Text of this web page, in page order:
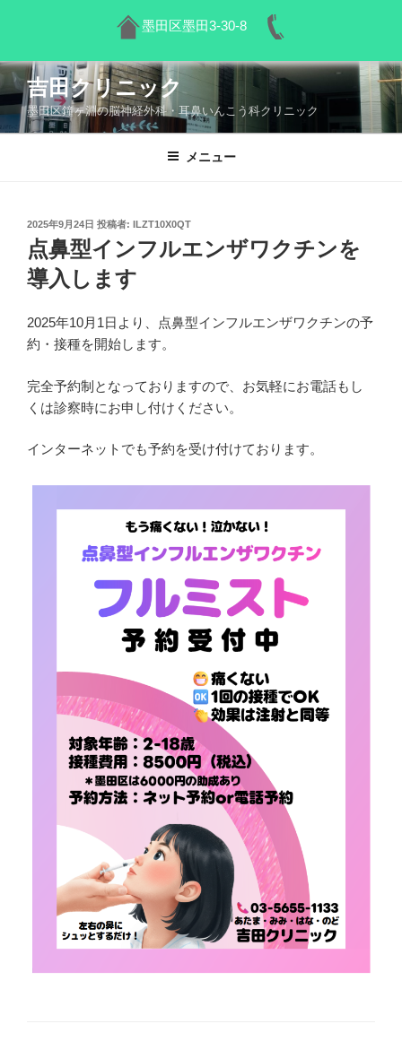
墨田区墨田3-30-8
コ
ン
テ
ン
吉田クリニック
墨田区鐘ヶ淵の脳神経外科・耳鼻いんこう科クリニック
メニュー
投
稿
日:
2025年9月24日 投稿者: ILZT10X0QT
点鼻型インフルエンザワクチンを
導入します
2025年10月1日より、点鼻型インフルエンザワクチンの予
約・接種を開始します。
完全予約制となっておりますので、お気軽にお電話もし
くは診察時にお申し付けください。
インターネットでも予約を受け付けております。